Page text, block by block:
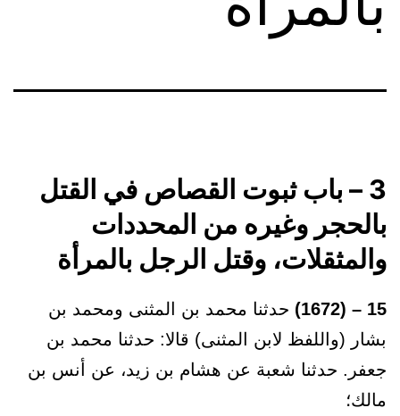
3 – باب ثبوت القصاص في القتل
بالحجر وغيره من المحددات
والمثقلات، وقتل الرجل بالمرأة
15 – (1672)
حدثنا محمد بن المثنى ومحمد بن
بشار (واللفظ لابن المثنى) قالا: حدثنا محمد بن
جعفر. حدثنا شعبة عن هشام بن زيد، عن أنس بن
مالك؛